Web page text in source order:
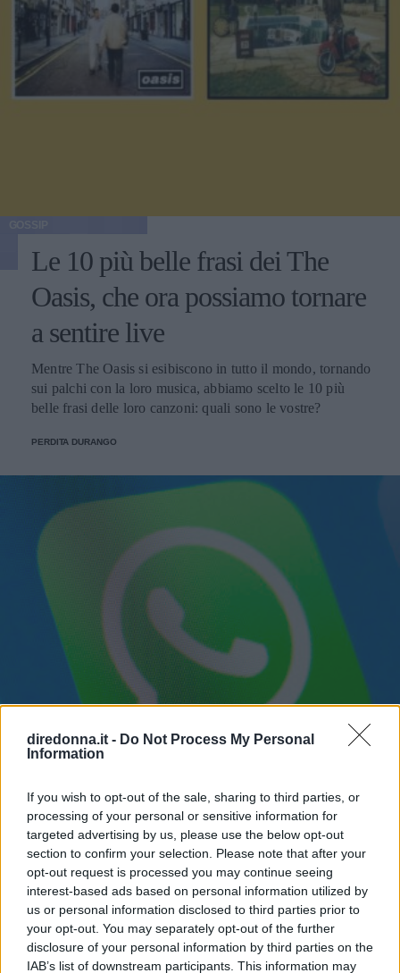
diredonna.it - Do Not Process My Personal
Information
If you wish to opt-out of the sale, sharing to third parties, or
processing of your personal or sensitive information for
targeted advertising by us, please use the below opt-out
section to confirm your selection. Please note that after your
opt-out request is processed you may continue seeing
interest-based ads based on personal information utilized by
us or personal information disclosed to third parties prior to
your opt-out. You may separately opt-out of the further
disclosure of your personal information by third parties on the
IAB’s list of downstream participants. This information may
Le 10 più belle frasi dei The
Oasis, che ora possiamo tornare
a sentire live
Mentre The Oasis si esibiscono in tutto il mondo, tornando
sui palchi con la loro musica, abbiamo scelto le 10 più
belle frasi delle loro canzoni: quali sono le vostre?
PERDITA DURANGO
GOSSIP
Fatti notare! Le frasi per stati
WhatsApp che tutti